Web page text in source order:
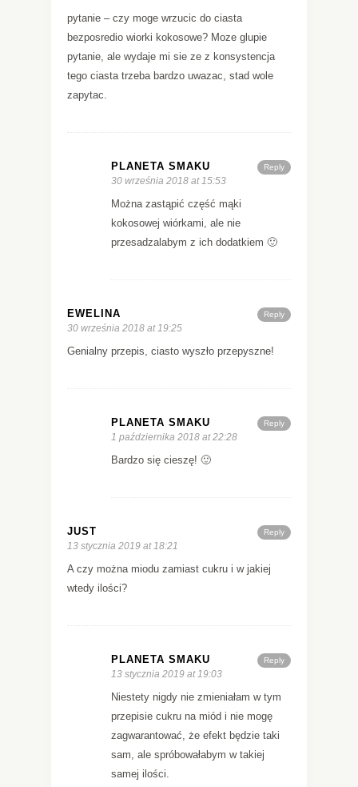
pytanie – czy moge wrzucic do ciasta
bezposredio wiorki kokosowe? Moze glupie
pytanie, ale wydaje mi sie ze z konsystencja
tego ciasta trzeba bardzo uwazac, stad wole
zapytac.
Reply
PLANETA SMAKU
30 września 2018 at 15:53
Można zastąpić część mąki
kokosowej wiórkami, ale nie
przesadzalabym z ich dodatkiem 🙂
Reply
EWELINA
30 września 2018 at 19:25
Genialny przepis, ciasto wyszło przepyszne!
Reply
PLANETA SMAKU
1 października 2018 at 22:28
Bardzo się cieszę! 🙂
Reply
JUST
13 stycznia 2019 at 18:21
A czy można miodu zamiast cukru i w jakiej
wtedy ilości?
Reply
PLANETA SMAKU
13 stycznia 2019 at 19:03
Niestety nigdy nie zmieniałam w tym
przepisie cukru na miód i nie mogę
zagwarantować, że efekt będzie taki
sam, ale spróbowałabym w takiej
samej ilości.